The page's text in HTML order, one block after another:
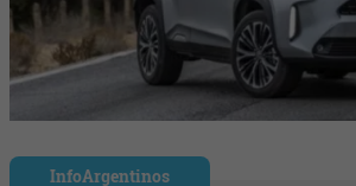
InfoArgentinos